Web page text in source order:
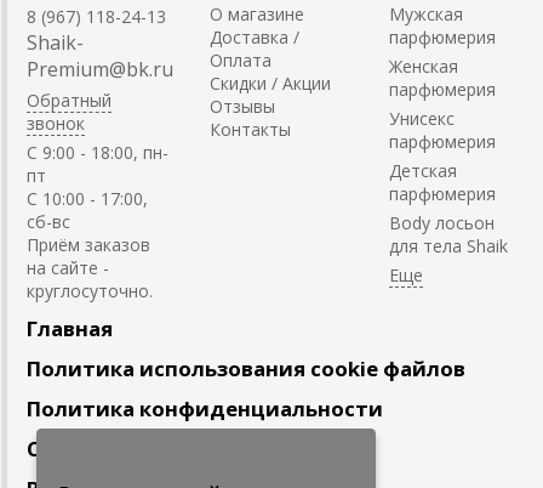
8 (967) 118-24-13
Shaik-
Premium@bk.ru
Обратный
звонок
C 9:00 - 18:00, пн-
пт
С 10:00 - 17:00,
сб-вс
Приём заказов
на сайте -
круглосуточно.
О магазине
Доставка /
Оплата
Скидки / Акции
Отзывы
Контакты
Мужская
парфюмерия
Женская
парфюмерия
Унисекс
парфюмерия
Детская
парфюмерия
Body лосьон
для тела Shaik
Главная
Политика использования cookie файлов
Политика конфиденциальности
Сотрудничество